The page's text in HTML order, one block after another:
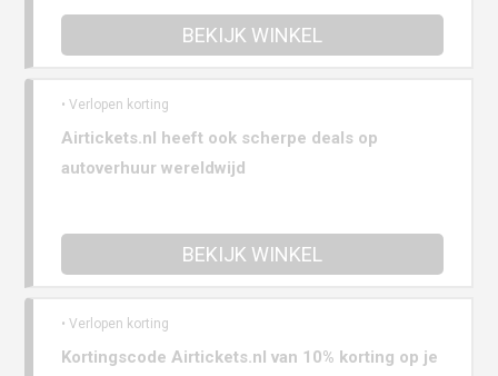
BEKIJK WINKEL
• Verlopen korting
Airtickets.nl heeft ook scherpe deals op
autoverhuur wereldwijd
BEKIJK WINKEL
• Verlopen korting
Kortingscode Airtickets.nl van 10% korting op je